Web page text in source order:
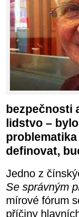
bezpečnosti
lidstvo –
definovat,
Jedno z
Se správným
mírové fórum
příčiny